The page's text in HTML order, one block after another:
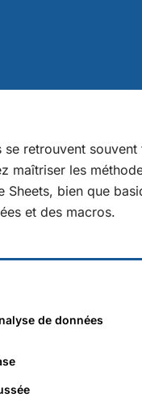
se retrouvent
maîtriser les
bien que
et des macros.
de données